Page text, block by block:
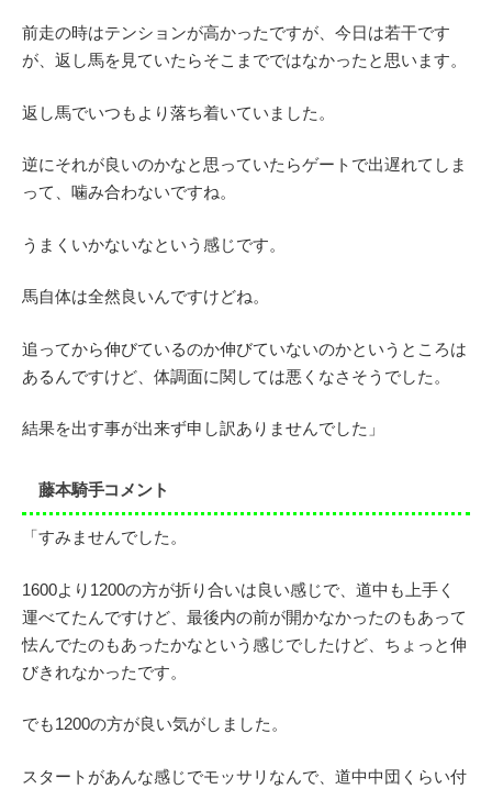
前走の時はテンションが高かったですが、今日は若干です
が、返し馬を見ていたらそこまでではなかったと思います。
返し馬でいつもより落ち着いていました。
逆にそれが良いのかなと思っていたらゲートで出遅れてしま
って、噛み合わないですね。
うまくいかないなという感じです。
馬自体は全然良いんですけどね。
追ってから伸びているのか伸びていないのかというところは
あるんですけど、体調面に関しては悪くなさそうでした。
結果を出す事が出来ず申し訳ありませんでした」
藤本騎手コメント
「すみませんでした。
1600より1200の方が折り合いは良い感じで、道中も上手く
運べてたんですけど、最後内の前が開かなかったのもあって
怯んでたのもあったかなという感じでしたけど、ちょっと伸
びきれなかったです。
でも1200の方が良い気がしました。
スタートがあんな感じでモッサリなんで、道中中団くらい付